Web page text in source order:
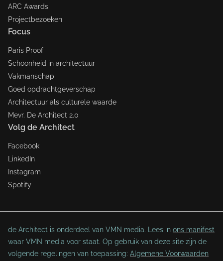
ARC Awards
Projectbezoeken
Focus
Paris Proof
Schoonheid in architectuur
Vakmanschap
Goed opdrachtgeverschap
Architectuur als culturele waarde
Mevr. De Architect 2.0
Volg de Architect
Facebook
LinkedIn
Instagram
Spotify
de Architect is onderdeel van VMN media. Lees in ons manifest
waar VMN media voor staat. Op gebruik van deze site zijn de
volgende regelingen van toepassing: Algemene Voorwaarden